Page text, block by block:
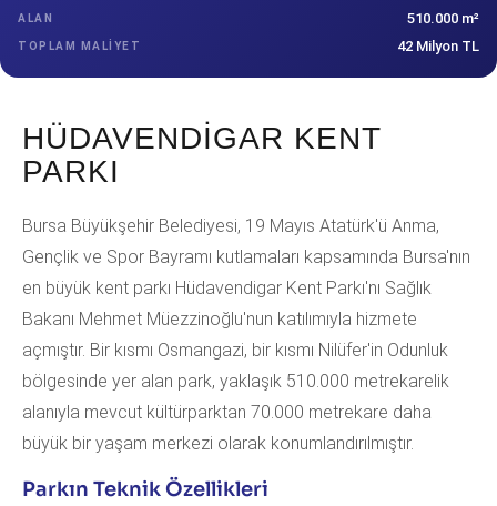
ALAN 510.000 m²
TOPLAM MALIYET 42 Milyon TL
HÜDAVENDIGAR KENT
PARKI
Bursa Büyükşehir Belediyesi, 19 Mayıs Atatürk'ü Anma,
Gençlik ve Spor Bayramı kutlamaları kapsamında Bursa'nın
en büyük kent parkı Hüdavendigar Kent Parkı'nı Sağlık
Bakanı Mehmet Müezzinoğlu'nun katılımıyla hizmete
açmıştır. Bir kısmı Osmangazi, bir kısmı Nilüfer'in Odunluk
bölgesinde yer alan park, yaklaşık 510.000 metrekarelik
alanıyla mevcut kültürparktan 70.000 metrekare daha
büyük bir yaşam merkezi olarak konumlandırılmıştır.
Parkın Teknik Özellikleri